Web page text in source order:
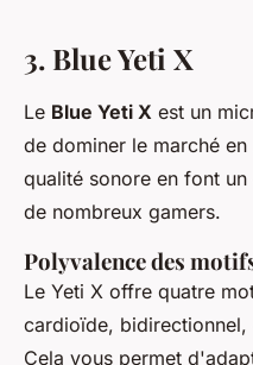
3. Blue Yeti X
Le Blue Yeti X est un
de dominer le marché
qualité sonore en font
de nombreux gamers.
Polyvalence des
Le Yeti X offre quatre
cardioïde,
Cela vous permet